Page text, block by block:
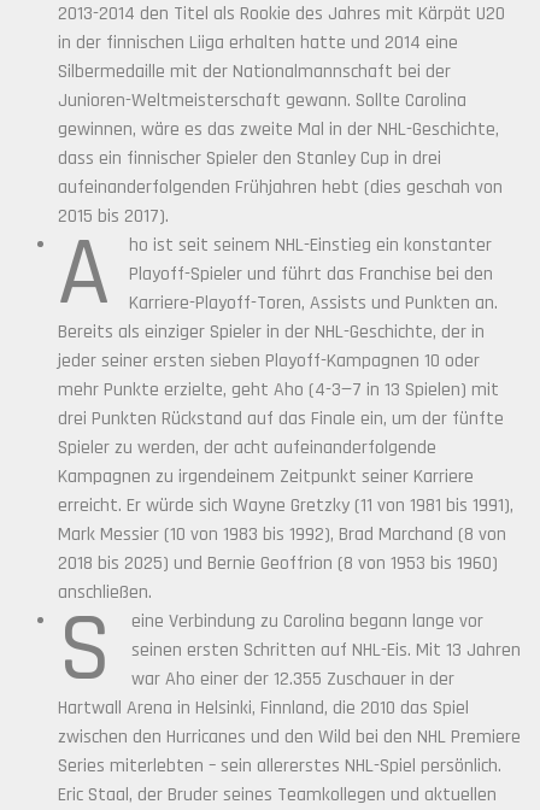
2013-2014 den Titel als Rookie des Jahres mit Kärpät U20
in der finnischen Liiga erhalten hatte und 2014 eine
Silbermedaille mit der Nationalmannschaft bei der
Junioren-Weltmeisterschaft gewann. Sollte Carolina
gewinnen, wäre es das zweite Mal in der NHL-Geschichte,
dass ein finnischer Spieler den Stanley Cup in drei
aufeinanderfolgenden Frühjahren hebt (dies geschah von
2015 bis 2017).
A
ho ist seit seinem NHL-Einstieg ein konstanter
Playoff-Spieler und führt das Franchise bei den
Karriere-Playoff-Toren, Assists und Punkten an.
Bereits als einziger Spieler in der NHL-Geschichte, der in
jeder seiner ersten sieben Playoff-Kampagnen 10 oder
mehr Punkte erzielte, geht Aho (4-3—7 in 13 Spielen) mit
drei Punkten Rückstand auf das Finale ein, um der fünfte
Spieler zu werden, der acht aufeinanderfolgende
Kampagnen zu irgendeinem Zeitpunkt seiner Karriere
erreicht. Er würde sich Wayne Gretzky (11 von 1981 bis 1991),
Mark Messier (10 von 1983 bis 1992), Brad Marchand (8 von
2018 bis 2025) und Bernie Geoffrion (8 von 1953 bis 1960)
anschließen.
S
eine Verbindung zu Carolina begann lange vor
seinen ersten Schritten auf NHL-Eis. Mit 13 Jahren
war Aho einer der 12.355 Zuschauer in der
Hartwall Arena in Helsinki, Finnland, die 2010 das Spiel
zwischen den Hurricanes und den Wild bei den NHL Premiere
Series miterlebten – sein allererstes NHL-Spiel persönlich.
Eric Staal, der Bruder seines Teamkollegen und aktuellen